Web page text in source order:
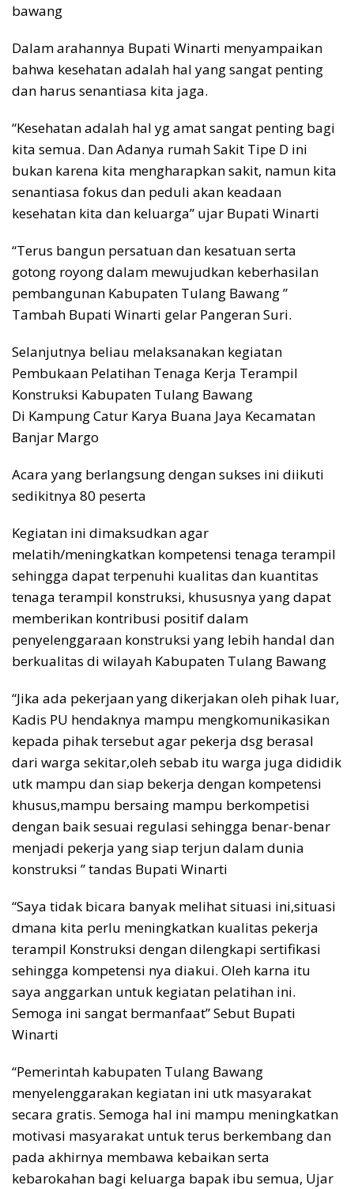
bawang
Dalam arahannya Bupati Winarti menyampaikan
bahwa kesehatan adalah hal yang sangat penting
dan harus senantiasa kita jaga.
“Kesehatan adalah hal yg amat sangat penting bagi
kita semua. Dan Adanya rumah Sakit Tipe D ini
bukan karena kita mengharapkan sakit, namun kita
senantiasa fokus dan peduli akan keadaan
kesehatan kita dan keluarga” ujar Bupati Winarti
“Terus bangun persatuan dan kesatuan serta
gotong royong dalam mewujudkan keberhasilan
pembangunan Kabupaten Tulang Bawang ”
Tambah Bupati Winarti gelar Pangeran Suri.
Selanjutnya beliau melaksanakan kegiatan
Pembukaan Pelatihan Tenaga Kerja Terampil
Konstruksi Kabupaten Tulang Bawang
Di Kampung Catur Karya Buana Jaya Kecamatan
Banjar Margo
Acara yang berlangsung dengan sukses ini diikuti
sedikitnya 80 peserta
Kegiatan ini dimaksudkan agar
melatih/meningkatkan kompetensi tenaga terampil
sehingga dapat terpenuhi kualitas dan kuantitas
tenaga terampil konstruksi, khususnya yang dapat
memberikan kontribusi positif dalam
penyelenggaraan konstruksi yang lebih handal dan
berkualitas di wilayah Kabupaten Tulang Bawang
“Jika ada pekerjaan yang dikerjakan oleh pihak luar,
Kadis PU hendaknya mampu mengkomunikasikan
kepada pihak tersebut agar pekerja dsg berasal
dari warga sekitar,oleh sebab itu warga juga dididik
utk mampu dan siap bekerja dengan kompetensi
khusus,mampu bersaing mampu berkompetisi
dengan baik sesuai regulasi sehingga benar-benar
menjadi pekerja yang siap terjun dalam dunia
konstruksi ” tandas Bupati Winarti
“Saya tidak bicara banyak melihat situasi ini,situasi
dmana kita perlu meningkatkan kualitas pekerja
terampil Konstruksi dengan dilengkapi sertifikasi
sehingga kompetensi nya diakui. Oleh karna itu
saya anggarkan untuk kegiatan pelatihan ini.
Semoga ini sangat bermanfaat” Sebut Bupati
Winarti
“Pemerintah kabupaten Tulang Bawang
menyelenggarakan kegiatan ini utk masyarakat
secara gratis. Semoga hal ini mampu meningkatkan
motivasi masyarakat untuk terus berkembang dan
pada akhirnya membawa kebaikan serta
kebarokahan bagi keluarga bapak ibu semua, Ujar